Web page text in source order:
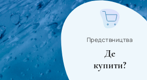
Предствництва
Де
купити?